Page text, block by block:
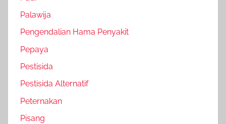
Palawija
Pengendalian Hama Penyakit
Pepaya
Pestisida
Pestisida Alternatif
Peternakan
Pisang